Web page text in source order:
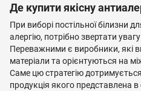
Де купити якісну
При виборі постільної білизни
алергію, потрібно звертати
Переважними є виробники, які
матеріали та орієнтуються на
Саме цю стратегію
продукція якого представлена в